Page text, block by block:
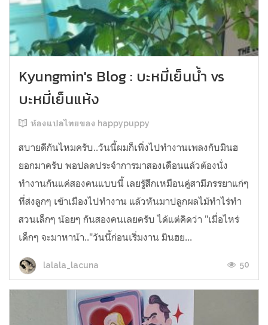
Kyungmin's Blog : บะหมี่เย็นน้ำ vs
บะหมี่เย็นแห้ง
ห้องแปลไทยของ happypuppy
สบายดีกันไหมครับ..วันนี้ผมก็เพิ่งไปทำงานเพลงกับมินฮ
ยอกมาครับ พอปลดประจำการมาสองเดือนแล้วต้องนั่ง
ทำงานกันแค่สองคนแบบนี้ เลยรู้สึกเหมือนคู่สามีภรรยาแก่ๆ
ที่ส่งลูกๆ เข้าเมืองไปทำงาน แล้วหันมาปลูกผลไม้ทำไร่ทำ
สวนเล็กๆ น้อยๆ กันสองคนเลยครับ ได้แต่คิดว่า "เมื่อไหร่
เด็กๆ จะมาหาน้า.."วันนี้ก่อนเริ่มงาน มินฮย...
lalala_lacuna 50